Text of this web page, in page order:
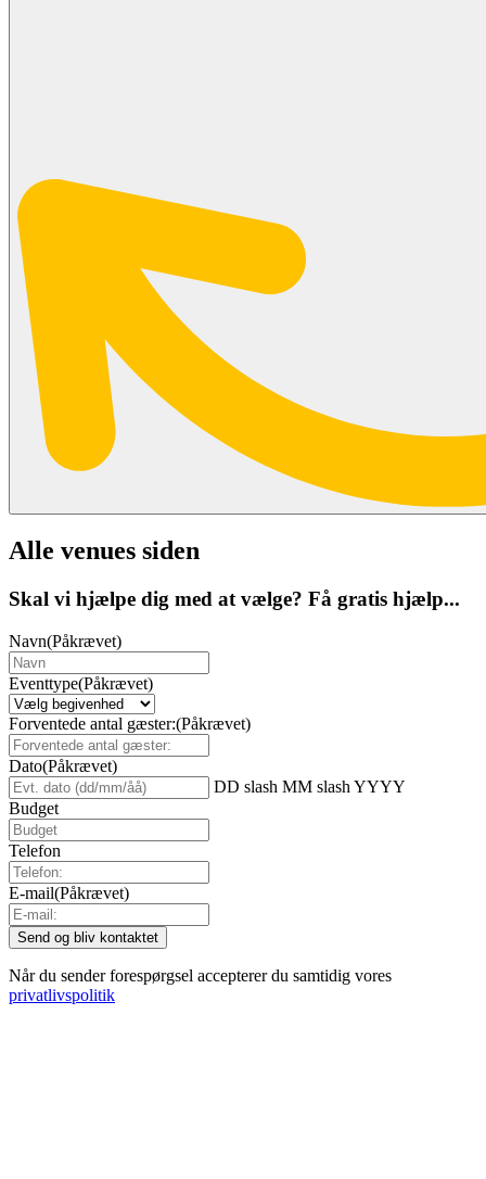
Alle venues siden
Skal vi hjælpe dig med at vælge? Få gratis hjælp...
Navn(Påkrævet)
Eventtype(Påkrævet)
Forventede antal gæster:(Påkrævet)
Dato(Påkrævet)
DD slash MM slash YYYY
Budget
Telefon
E-mail(Påkrævet)
Når du sender forespørgsel accepterer du samtidig vores
privatlivspolitik